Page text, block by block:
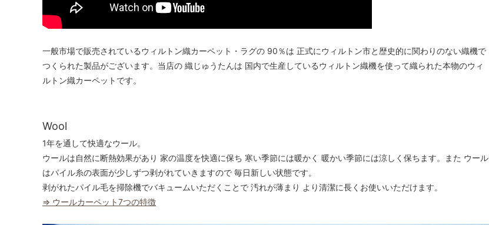
一般市場で販売されているウィルトン織カーペット・ラグの 90％は 正式にウィルトン市と歴史的に関わりのない織機で
つくられた製品がございます。当店の 織じゅうたんは 国内で生産しているウィルトン織機を使って織られた本物のウィ
ルトン織カーペットです。
Wool
1年を通して快適なウール。
ウールは自然に断熱効果があり 家の温度を快適に保ち 寒い季節には暖かく 暖かい季節には涼しく保ちます。また ウール
はパイル糸の表面が少しずつ剥がれていきますので 毎日新しい状態です。
剥がれたパイル毛を掃除機でバキュームいただくことで 汚れが薄まり より清潔に長くお使いいただけます。
⇒ ウールカーペット7つの特徴